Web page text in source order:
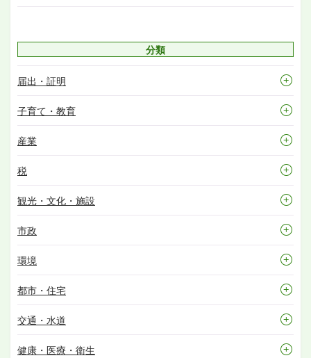
分類
届出・証明
子育て・教育
産業
税
観光・文化・施設
市政
環境
都市・住宅
交通・水道
健康・医療・衛生